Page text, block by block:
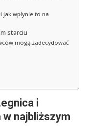
wpłynie to na
starciu
mogą zadecydować
i
w najbliższym